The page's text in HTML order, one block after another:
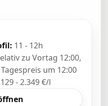
11 - 12h
zu Vortag 12:00,
um 12:00
- 2.349 €/l